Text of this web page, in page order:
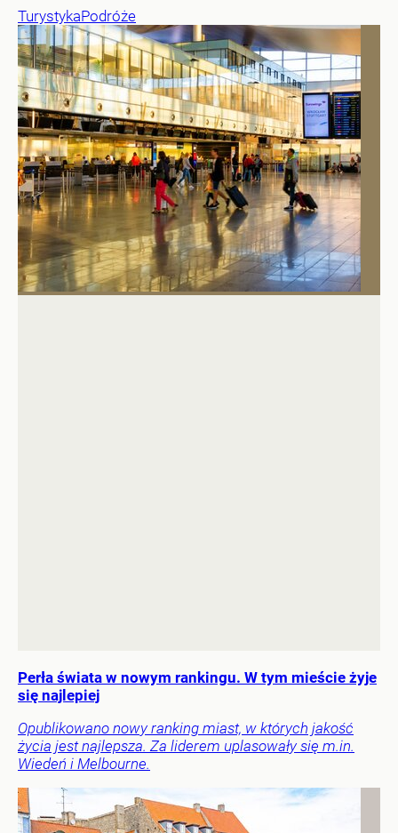
TurystykaPodróże
Perła świata w nowym rankingu. W tym mieście żyje
się najlepiej
Opublikowano nowy ranking miast, w których jakość
życia jest najlepsza. Za liderem uplasowały się m.in.
Wiedeń i Melbourne.